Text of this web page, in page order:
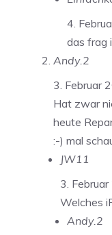
4.
das frag
Andy.2
3. Februar
Hat zwar
heute
:-) mal
JW11
3.
Welches
Andy.2